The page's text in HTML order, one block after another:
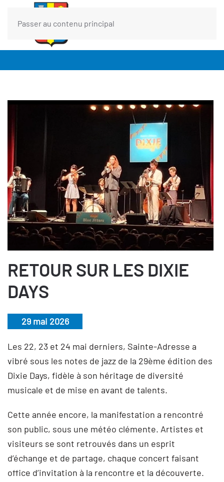
Passer au contenu principal
RETOUR SUR LES DIXIE
DAYS
29 mai 2026
Les 22, 23 et 24 mai derniers, Sainte-Adresse a
vibré sous les notes de jazz de la 29ème édition des
Dixie Days, fidèle à son héritage de diversité
musicale et de mise en avant de talents.
Cette année encore, la manifestation a rencontré
son public, sous une météo clémente. Artistes et
visiteurs se sont retrouvés dans un esprit
d’échange et de partage, chaque concert faisant
office d’invitation à la rencontre et la découverte.